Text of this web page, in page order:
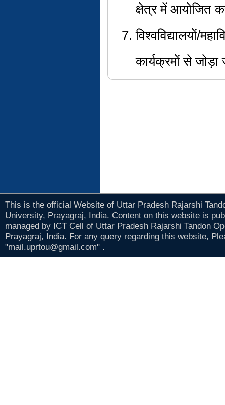
क्षेत्र में आयोजित
विश्वविद्यालयों/
कार्यक्रमों से
This is the official Website of Uttar Pradesh Rajarshi
University, Prayagraj, India. Content on this website is
managed by ICT Cell of Uttar Pradesh Rajarshi Tandon
Prayagraj, India. For any query regarding this website,
"mail.uprtou@gmail.com" .